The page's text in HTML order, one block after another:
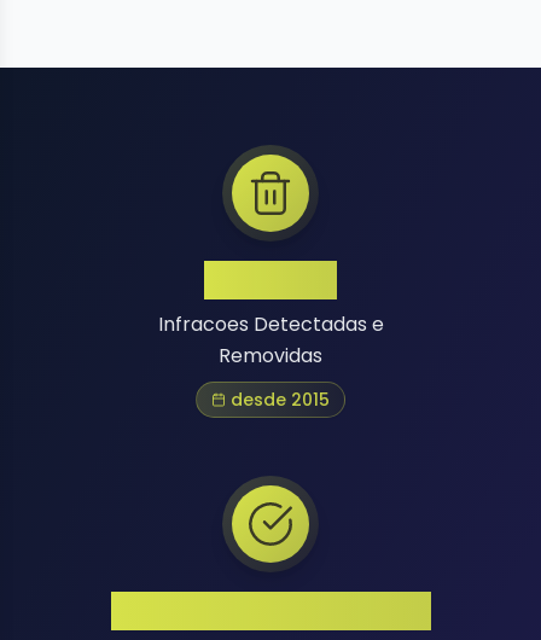
Infracoes Detectadas e
Removidas
desde 2015